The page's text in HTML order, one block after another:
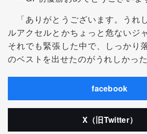
「ありがとうございます。うれ
ルアクセルとかちょっと危ないジ
それでも緊張した中で、しっかり
のベストを出せたのがうれしかった
facebook
X（旧Twitter）